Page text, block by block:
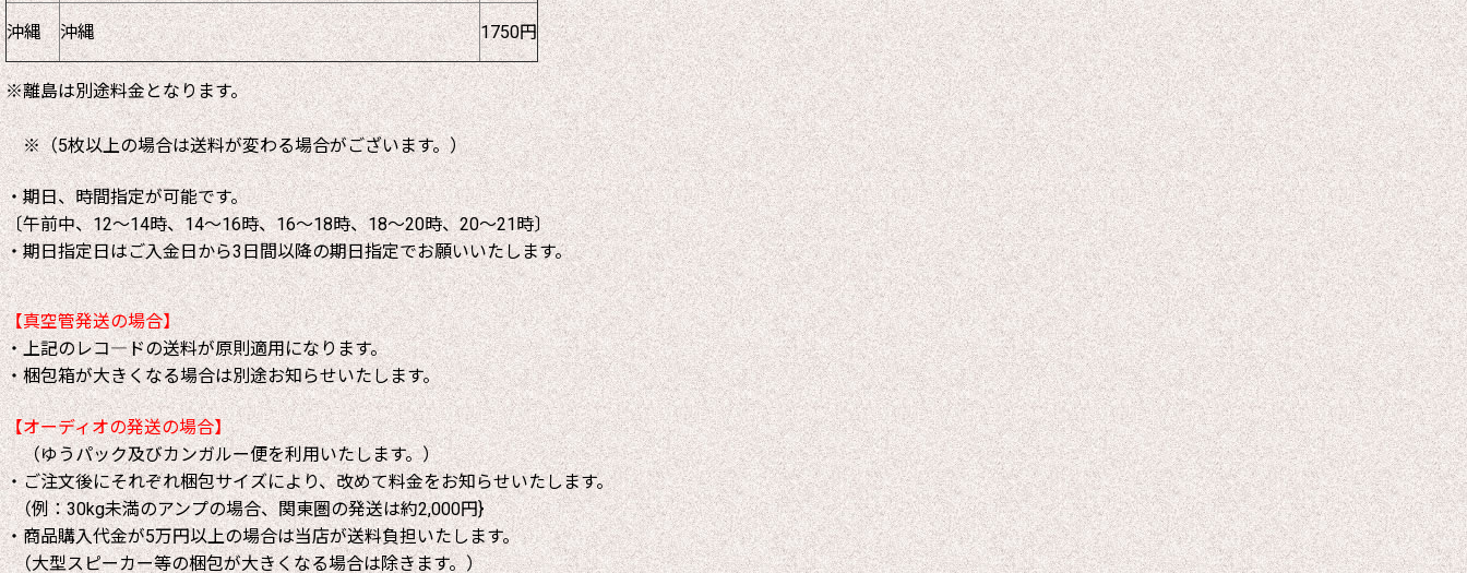
沖縄 沖縄 1750円
※離島は別途料金となります。
※（5枚以上の場合は送料が変わる場合がございます。）
・期日、時間指定が可能です。
〔午前中、12～14時、14～16時、16～18時、18～20時、20～21時〕
・期日指定日はご入金日から3日間以降の期日指定でお願いいたします。
【真空管発送の場合】
・上記のレコ―ドの送料が原則適用になります。
・梱包箱が大きくなる場合は別途お知らせいたします。
【オーディオの発送の場合】
（ゆうパック及びカンガルー便を利用いたします。）
・ご注文後にそれぞれ梱包サイズにより、改めて料金をお知らせいたします。
（例：30kg未満のアンプの場合、関東圏の発送は約2,000円}
・商品購入代金が5万円以上の場合は当店が送料負担いたします。
（大型スピーカー等の梱包が大きくなる場合は除きます。）